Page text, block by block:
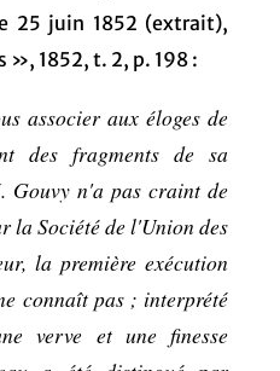
25 juin 1852 (extrait),
», 1852, t. 2, p. 198 :
associer aux éloges de
des fragments de sa
Gouvy n'a pas craint de
la Société de l'Union des
la première exécution
connaît pas ; interprété
verve et une finesse